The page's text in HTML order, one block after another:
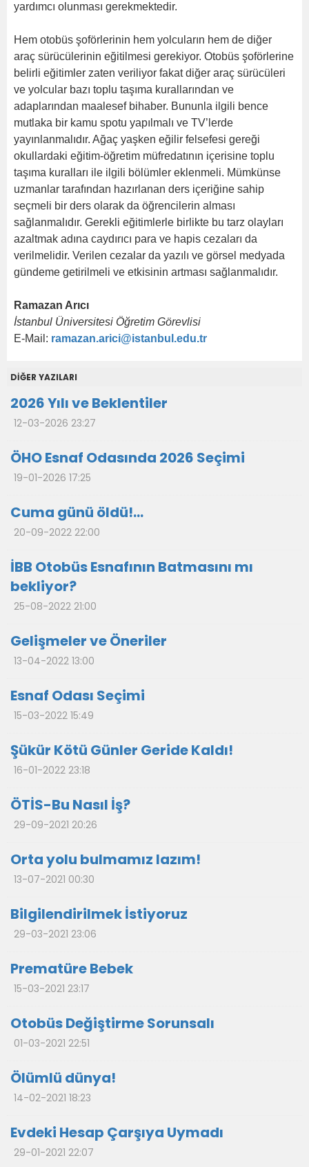
yardımcı olunması gerekmektedir.
Hem otobüs şoförlerinin hem yolcuların hem de diğer
araç sürücülerinin eğitilmesi gerekiyor. Otobüs şoförlerine
belirli eğitimler zaten veriliyor fakat diğer araç sürücüleri
ve yolcular bazı toplu taşıma kurallarından ve
adaplarından maalesef bihaber. Bununla ilgili bence
mutlaka bir kamu spotu yapılmalı ve TV’lerde
yayınlanmalıdır. Ağaç yaşken eğilir felsefesi gereği
okullardaki eğitim-öğretim müfredatının içerisine toplu
taşıma kuralları ile ilgili bölümler eklenmeli. Mümkünse
uzmanlar tarafından hazırlanan ders içeriğine sahip
seçmeli bir ders olarak da öğrencilerin alması
sağlanmalıdır. Gerekli eğitimlerle birlikte bu tarz olayları
azaltmak adına caydırıcı para ve hapis cezaları da
verilmelidir. Verilen cezalar da yazılı ve görsel medyada
gündeme getirilmeli ve etkisinin artması sağlanmalıdır.
Ramazan Arıcı
İstanbul Üniversitesi Öğretim Görevlisi
E-Mail: ramazan.arici@istanbul.edu.tr
DİĞER YAZILARI
2026 Yılı ve Beklentiler
12-03-2026 23:27
ÖHO Esnaf Odasında 2026 Seçimi
19-01-2026 17:25
Cuma günü öldü!...
20-09-2022 22:00
İBB Otobüs Esnafının Batmasını mı
bekliyor?
25-08-2022 21:00
Gelişmeler ve Öneriler
13-04-2022 13:00
Esnaf Odası Seçimi
15-03-2022 15:49
Şükür Kötü Günler Geride Kaldı!
16-01-2022 23:18
ÖTİS-Bu Nasıl İş?
29-09-2021 20:26
Orta yolu bulmamız lazım!
13-07-2021 00:30
Bilgilendirilmek İstiyoruz
29-03-2021 23:06
Prematüre Bebek
15-03-2021 23:17
Otobüs Değiştirme Sorunsalı
01-03-2021 22:51
Ölümlü dünya!
14-02-2021 18:23
Evdeki Hesap Çarşıya Uymadı
29-01-2021 22:07